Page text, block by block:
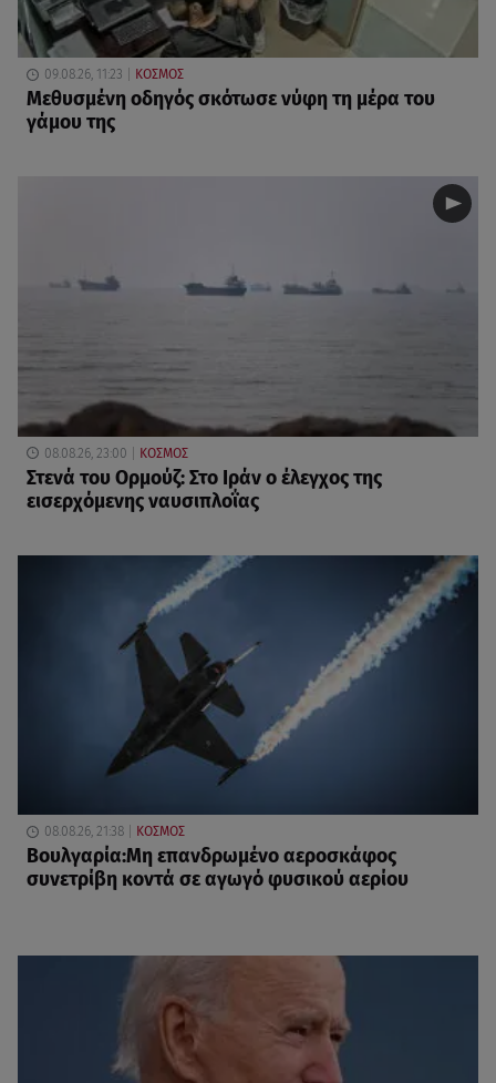
09.08.26, 11:23 ΚΟΣΜΟΣ
Μεθυσμένη οδηγός σκότωσε νύφη τη μέρα του
γάμου της
08.08.26, 23:00 ΚΟΣΜΟΣ
Στενά του Ορμούζ: Στο Ιράν ο έλεγχος της
εισερχόμενης ναυσιπλοΐας
08.08.26, 21:38 ΚΟΣΜΟΣ
Βουλγαρία:Μη επανδρωμένο αεροσκάφος
συνετρίβη κοντά σε αγωγό φυσικού αερίου